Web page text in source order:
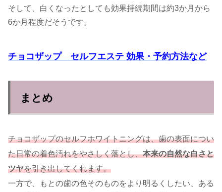
そして、白くなったとしても効果持続期間は約3か月から
6か月程度だそうです。
チョコザップ セルフエステ 効果・予約方法など
まとめ
チョコザップのセルフホワイトニングは、歯の表面につい
た日常の着色汚れをやさしく落とし、本来の自然な白さと
ツヤを引き出してくれます。
一方で、もとの歯の色そのものをより明るくしたい、ある